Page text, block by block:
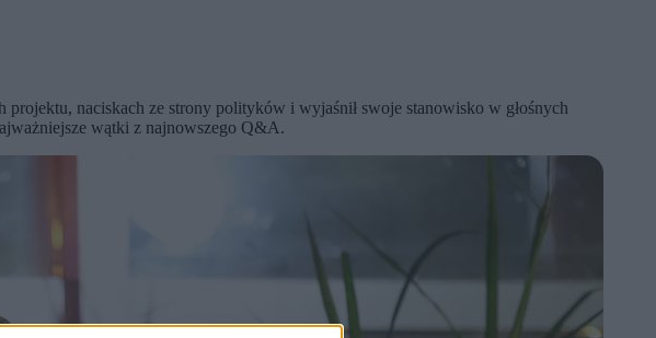
naciskach ze strony polityków i wyjaśnił swoje stanowisko w głośnych
wątki z najnowszego Q&A.